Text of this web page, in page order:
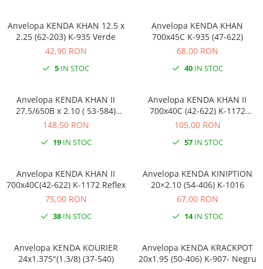
Anvelopa KENDA KHAN 12.5 x
2.25 (62-203) K-935 Verde
42,90 RON
5 IN STOC
Anvelopa KENDA KHAN
700x45C K-935 (47-622)
68,00 RON
40IN STOC
Anvelopa KENDA KHAN II
27.5/650B x 2.10 ( 53-584)
Reflex E-Bike
148,50 RON
19IN STOC
Anvelopa KENDA KHAN II
700x40C (42-622) K-1172
Crem/Reflex
105,00 RON
57IN STOC
Anvelopa KENDA KHAN II
700x40C(42-622) K-1172 Reflex
75,00 RON
38IN STOC
Anvelopa KENDA KINIPTION
20×2.10 (54-406) K-1016
67,00 RON
14IN STOC
Anvelopa KENDA KOURIER
24x1.375"(1.3/8) (37-540)
Anvelopa KENDA KRACKPOT
20x1.95 (50-406) K-907- Negru